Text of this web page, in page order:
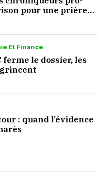
pour une prière
Et Finance
ferme le dossier, les
: quand l’évidence